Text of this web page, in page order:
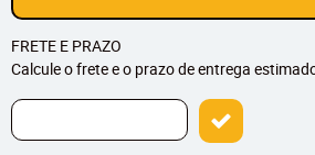
FRETE E PRAZO
Calcule o frete e o prazo de entrega